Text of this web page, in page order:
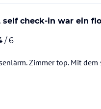
self check-in war ein
/ 6
Zimmer top. Mit